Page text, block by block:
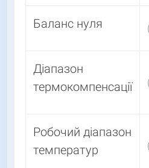
Баланс нуля
Діапазон
термокомпенсації
Робочий діапазон
температур